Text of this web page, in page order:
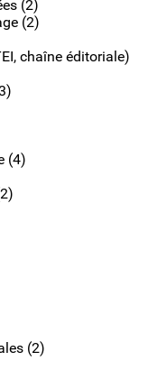
(2)
(2)
chaîne éditoriale)
(4)
(2)